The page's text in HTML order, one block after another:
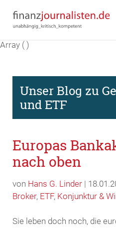
Array ( )
Unser Blog zu
und ETF
Europas
nach oben
von Hans G. Linder|
Broker, ETF, Konjunktur &
Sie leben doch noch, die